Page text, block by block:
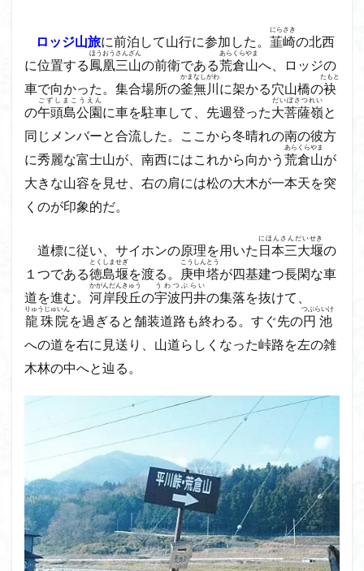
ロッジ山旅に前泊して山行に参加した。 韮崎
にらさき
の北西
に位置する鳳凰三山
ほうおうさんざん
の前衛である荒倉山
あらくらやま
へ、ロッジの
車で向かった。集合場所の釜無川
かまなしがわ
に架かる穴山橋の袂
たもと
の午頭島公園
ごずしまこうえん
に車を駐車して、先週登った大菩薩嶺
だいぼさつれい
と
同じメンバーと合流した。ここから冬晴れの南の彼方
に秀麗な富士山が、南西にはこれから向かう 荒倉山
あらくらやま
が
大きな山容を見せ、右の肩には松の大木が一本天を突
くのが印象的だ。
道標に従い、サイホンの原理を用いた 日本三大堰
にほんさんだいせき
の
１つである徳島堰
とくしませぎ
を渡る。 庚申塔
こうしんとう
が四基建つ長閑な車
道を進む。 河岸段丘
かがんだんきゅう
の宇波円井
うわつぶらい
の集落を抜けて、
龍珠院
りゅうじゅいん
を過ぎると舗装道路も終わる。すぐ先の円池
つぶらいけ
への道を右に見送り、山道らしくなった峠路を左の雑
木林の中へと辿る。
鹿野山
高館山 高木石楠花
高山植物
高山岬
高山不動尊 高原 駒ケ岳
香川県
飯道神社
飯豊連峰 飯能
顔振峠
鐘撞堂山
韮崎 静岡県 青渭神社
青森県
青森ヒバ
雪崩 雪山
陣馬形山
阿武隈山地
関東平野 長野県
長者峰
長瀞かたくりの郷
長瀞 西多摩
西丹沢
百名山
神山
秩父神社
秩父 秋田県
神津牧場
神奈川県 箱根
破風山
石割山
相定ヶ峰
蕎麦 蓼科高原 蒲生岳山麓
葉山
荒幡富士
茨城県
茨城の自然百選
花崗岩 花の谷
花の百名山
自己紹介
紅葉 自作画
能登半島
肘折温泉
羽根子山 群馬県
美人林
羊背岩
羅臼 織田信長
緋寒桜
絶滅危惧植物
絶景ポイント 絵画
紅葉狩り